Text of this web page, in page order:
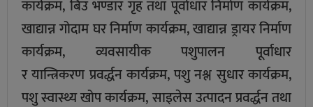
कार्यक्रम, बिउ भण्डार गृह तथा पूर्वाधार निर्माण कार्यक्रम,
खाद्यान्न गोदाम घर निर्माण कार्यक्रम, खाद्यान्न ड्रायर निर्माण
कार्यक्रम, व्यवसायीक पशुपालन पूर्वाधार
र यान्त्रिकरण प्रवर्द्धन कार्यक्रम, पशु नश्ल सुधार कार्यक्रम,
पशु स्वास्थ्य खोप कार्यक्रम, साइलेस उत्पादन प्रवर्द्धन तथा